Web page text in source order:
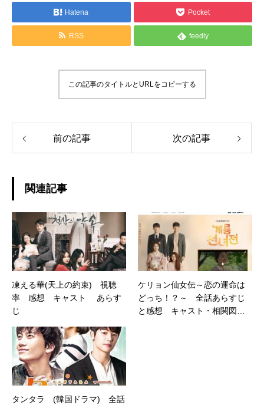
Hatena Pocket
RSS feedly
この記事のタイトルとURLをコピーする
前の記事 次の記事
関連記事
凍える華(天上の約束) 視聴
率 感想 キャスト あらす
じ
ケリョン仙女伝～恋の運命は
どっち！？～ 全話あらすじ
と感想 キャスト・相関図
タンタラ (韓国ドラマ) 全話